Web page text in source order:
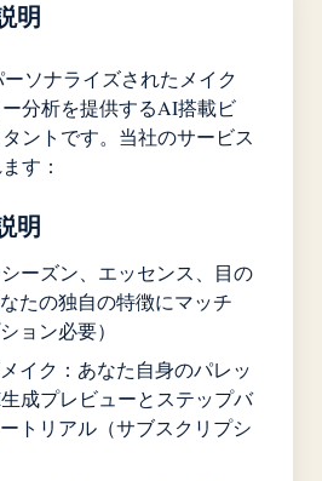
明
ーソナライズされたメイク
分析を提供するAI搭載ビ
ントです。当社のサービス
す：
明
ーズン、エッセンス、目の
たの独自の特徴にマッチ
ョン必要）
イク：あなた自身のパレッ
成プレビューとステップバ
トリアル（サブスクリプシ